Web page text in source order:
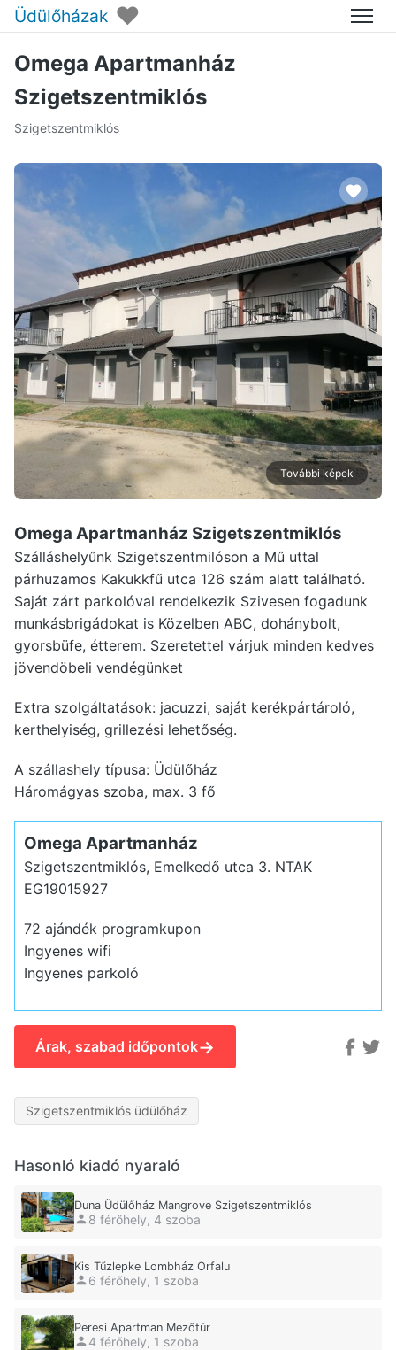
Üdülőházak ♥ Menü
Omega Apartmanház
Szigetszentmiklós
Szigetszentmiklós
További képek
Omega Apartmanház Szigetszentmiklós
Szálláshelyűnk Szigetszentmilóson a Mű uttal
párhuzamos Kakukkfű utca 126 szám alatt található.
Saját zárt parkolóval rendelkezik Szivesen fogadunk
munkásbrigádokat is Közelben ABC, dohánybolt,
gyorsbüfe, étterem. Szeretettel várjuk minden kedves
jövendöbeli vendégünket
Extra szolgáltatások: jacuzzi, saját kerékpártároló,
kerthelyiség, grillezési lehetőség.
A szállashely típusa: Üdülőház
Háromágyas szoba, max. 3 fő
Omega Apartmanház
Szigetszentmiklós, Emelkedő utca 3. NTAK
EG19015927
72 ajándék programkupon
Ingyenes wifi
Ingyenes parkoló
Árak, szabad időpontok→
Szigetszentmiklós üdülőház
Hasonló kiadó nyaraló
Duna Üdülőház Mangrove Szigetszentmiklós
8 férőhely, 4 szoba
Kis Tűzlepke Lombház Orfalu
6 férőhely, 1 szoba
Peresi Apartman Mezőtúr
4 férőhely, 1 szoba